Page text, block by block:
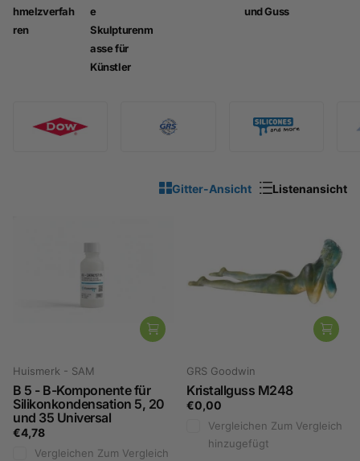
hmelzverfah
ren
e
Skulpturenm
asse für
Künstler
und Guss
Gitter-Ansicht Listenansicht
Huismerk - SAM
B 5 - B-Komponente für
Silikonkondensation 5, 20
und 35 Universal
€4,78
Vergleichen Zum Vergleich
GRS Goodwin
Kristallguss M248
€0,00
Vergleichen Zum Vergleich
hinzugefügt